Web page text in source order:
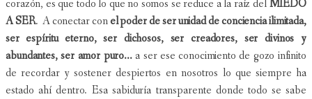
corazón, es que todo lo que no somos se reduce a la raíz delMIEDO
A SER. A conectar conel poder de ser unidad de conciencia ilimitada,
ser espíritu eterno, ser dichosos, ser creadores, ser divinos y
abundantes, ser amor puro...a ser ese conocimiento de gozo infinito
de recordar y sostener despiertos en nosotros lo que siempre ha
estado ahí dentro. Esa sabiduría transparente donde todo se sabe